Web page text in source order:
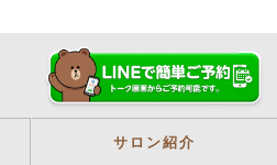
サロン紹介